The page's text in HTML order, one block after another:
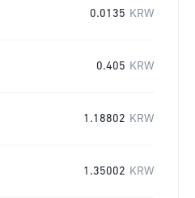
0.0135 KRW
0.405 KRW
1.18802 KRW
1.35002 KRW